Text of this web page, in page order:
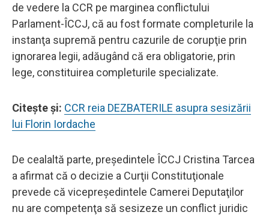
de vedere la CCR pe marginea conflictului
Parlament-ÎCCJ, că au fost formate completurile la
instanţa supremă pentru cazurile de corupţie prin
ignorarea legii, adăugând că era obligatorie, prin
lege, constituirea completurile specializate.
Citeşte şi: CCR reia DEZBATERILE asupra sesizării
lui Florin Iordache
De cealaltă parte, preşedintele ÎCCJ Cristina Tarcea
a afirmat că o decizie a Curţii Constituţionale
prevede că vicepreşedintele Camerei Deputaţilor
nu are competenţa să sesizeze un conflict juridic